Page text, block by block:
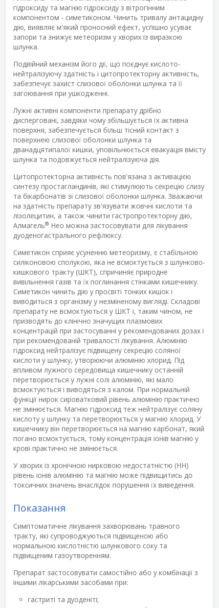
гідроксиду та магнію гідроксиду з вітрогінним
компонентом - симетиконом. Чинить тривалу антацидну
дію, виявляє м'який проносний ефект, успішно усуває
запори та знижує метеоризм у хворих із виразкою
шлунка.
Подвійний механізм його дії, що поєднує кислото-
нейтралізуючу здатність і цитопротекторну активність,
забезпечує захист слизової оболонки шлунка та її
загоювання при ушкодженні.
Лужні активні компоненти препарату дрібно
дисперговані, завдяки чому збільшується їх активна
поверхня, забезпечується більш тісний контакт з
поверхнею слизової оболонки шлунка та
дванадцятипалої кишки, уповільнюється евакуація вмісту
шлунка та подовжується нейтралізуюча дія.
Цитопротекторна активність пов'язана з активацією
синтезу простагландинів, які стимулюють секрецію слизу
та бікарбонатів зі слизової оболонки шлунка. Зважаючи
на здатність препарату зв'язувати жовчні кислоти та
лізолецитин, а також чинити гастропротекторну дію,
Алмагель® Нео можна застосовувати для лікування
дуоденогастрального рефлюксу.
Симетикон сприяє усуненню метеоризму, є стабільною
силіконовою сполукою, яка не всмоктується з шлунково-
кишкового тракту (ШКТ), спричиняє природне
вивільнення газів та їх поглинання стінками кишечнику.
Симетикон чинить дію у просвіті тонких кишок і
виводиться з організму у незміненому вигляді. Складові
препарату не всмоктуються у ШКТ і, таким чином, не
призводять до клінічно значущих плазмових
концентрацій при застосуванні у рекомендованих дозах і
при рекомендованій тривалості лікування. Алюмінію
гідроксид нейтралізує підвищену секрецію соляної
кислоти у шлунку, утворюючи алюмінію хлорид. Під
впливом лужного середовища кишечнику останній
перетворюється у лужні солі алюмінію, які мало
всмоктуються і виводяться з калом. При нормальній
функції нирок сироватковий рівень алюмінію практично
не змінюється. Магнію гідроксид теж нейтралізує соляну
кислоту у шлунку та перетворюється у магнію хлорид. У
кишечнику він перетворюється на магнію карбонат, який
погано всмоктується, тому концентрація іонів магнію у
крові практично не змінюється.
У хворих із хронічною нирковою недостатністю (НН)
рівень іонів алюмінію та магнію може підвищитись до
токсичних значень внаслідок порушення їх виведення.
Показання
Симптоматичне лікування захворювань травного
тракту, які супроводжуються підвищеною або
нормальною кислотністю шлункового соку та
підвищеним газоутворенням.
Препарат застосовувати самостійно або у комбінації з
іншими лікарськими засобами при:
гастриті та дуоденіті;